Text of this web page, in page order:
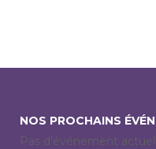
NOS PROCHAINS
Pas d'événement